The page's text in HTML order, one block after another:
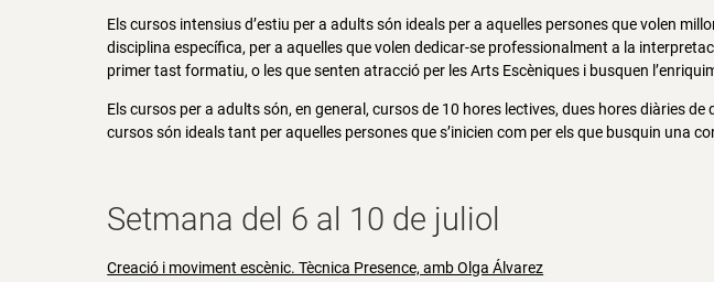
Els cursos intensius d’estiu per a adults són ideals per a aquelles persones que volen
disciplina específica, per a aquelles que volen dedicar-se professionalment a la
primer tast formatiu, o les que senten atracció per les Arts Escèniques i busquen
Els cursos per a adults són, en general, cursos de 10 hores lectives, dues hores diàries de
cursos són ideals tant per aquelles persones que s’inicien com per els que busquin una
Setmana del 6 al 10 de juliol
Creació i moviment escènic. Tècnica Presence, amb Olga Álvarez